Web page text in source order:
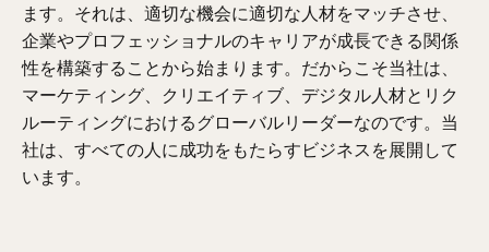
ます。それは、適切な機会に適切な人材をマッチさせ、
企業やプロフェッショナルのキャリアが成長できる関係
性を構築することから始まります。だからこそ当社は、
マーケティング、クリエイティブ、デジタル人材とリク
ルーティングにおけるグローバルリーダーなのです。当
社は、すべての人に成功をもたらすビジネスを展開して
います。